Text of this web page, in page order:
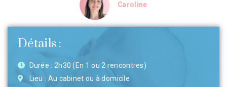
Caroline
Détails :
Durée : 2h30 (En 1 ou 2 rencontres)
Lieu : Au cabinet ou à domicile